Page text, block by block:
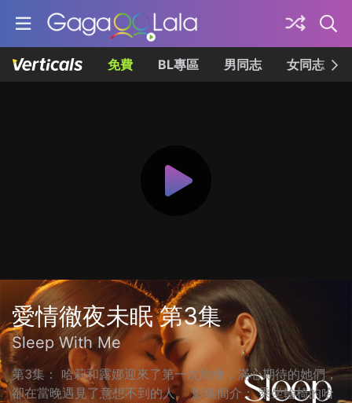
免費 BL專區 男同志 女同志
愛情徹夜未眠 第3集
Sleep With Me
第3集： 哈莉和露娜迎來了第一次約會，滿心期待的她們，
卻在當晚遇見了意想不到的人。 影集簡介： 乘坐輪椅的哈